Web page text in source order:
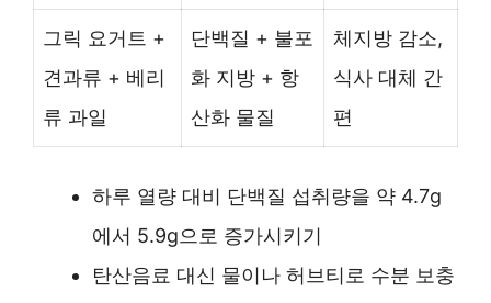
그릭 요거트 +
견과류 + 베리
류 과일
단백질 + 불포
화 지방 + 항
산화 물질
체지방 감소,
식사 대체 간
편
하루 열량 대비 단백질 섭취량을 약 4.7g
에서 5.9g으로 증가시키기
탄산음료 대신 물이나 허브티로 수분 보충